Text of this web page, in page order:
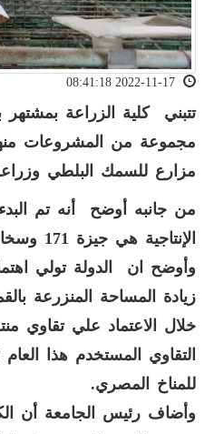
تتبني كلية الزراعة
مجموعة من المشروعات
مزارع للسمك البلطي
الإنتاجية هي جيزة 171 وسخا 95 لسد العجز فى الفجوة الغذائية لدى مواطنى محافظة القليوبية
وأوضح ان الدولة تولي
خلال الاعتماد علي تقاوي
التقاوي المستخدم هذا
للمناخ المصري.
وأضاف رئيس الجامعة أن